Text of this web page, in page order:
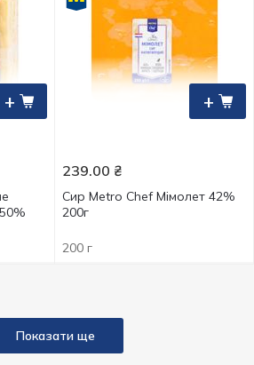
+ +
239.00 ₴
Сир Metro Chef Мімолет 42%
200г
200 г
Показати ще